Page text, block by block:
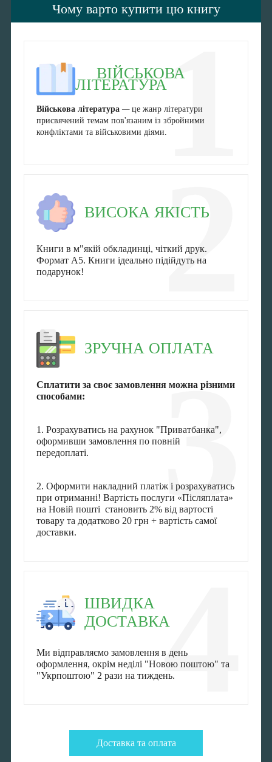
Чому варто купити цю книгу
1
ВІЙСЬКОВА
ЛІТЕРАТУРА
Військова література— це жанр літератури
присвячений темам пов'язаним із збройними
конфліктами та військовими діями.
2
ВИСОКА ЯКІСТЬ
Книги в м"якій обкладинці, чіткий друк.
Формат А5. Книги ідеально підійдуть на
подарунок!
3
ЗРУЧНА ОПЛАТА
Сплатити за своє замовлення можна різними
способами:
1. Розрахуватись на рахунок "Приватбанка",
оформивши замовлення по повній
передоплаті.
2. Оформити накладний платіж і розрахуватись
при отриманні! Вартість послуги «Післяплата»
на Новій пошті становить 2% від вартості
товару та додатково 20 грн + вартість самої
доставки.
4
ШВИДКА
ДОСТАВКА
Ми відправляємо замовлення в день
оформлення, окрім неділі "Новою поштою" та
"Укрпоштою" 2 рази на тиждень.
Доставка та оплата